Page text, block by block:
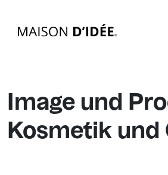
Image und
Kosmetik und